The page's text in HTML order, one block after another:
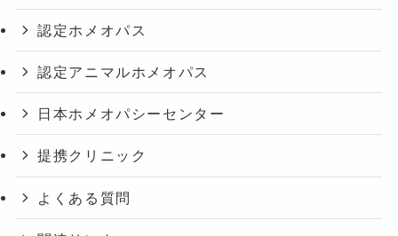
認定ホメオパス
認定アニマルホメオパス
日本ホメオパシーセンター
提携クリニック
よくある質問